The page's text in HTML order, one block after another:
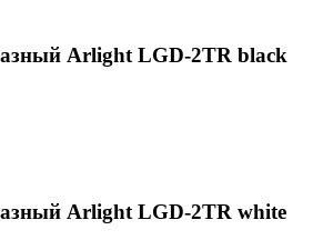
Arlight LGD-2TR black
Arlight LGD-2TR white